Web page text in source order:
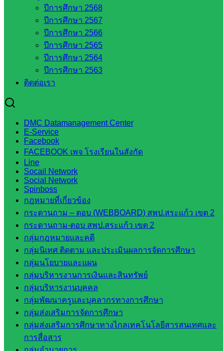
ปีการศึกษา 2568
ปีการศึกษา 2567
ปีการศึกษา 2566
ปีการศึกษา 2565
ปีการศึกษา 2564
ปีการศึกษา 2563
ติดต่อเรา
DMC Datamanagement Center
E-Service
Facebook
FACEBOOK เพจ โรงเรียนในสังกัด
Line
Socail Network
Social Network
Spinboss
กฎหมายที่เกี่ยวข้อง
กระดานถาม – ตอบ (WEBBOARD) สพป.สระแก้ว เขต 2
กระดานถาม-ตอบ สพป.สระแก้ว เขต 2
กลุ่มกฎหมายและคดี
กลุ่มนิเทศ ติดตาม และประเมินผลการจัดการศึกษา
กลุ่มนโยบายและแผน
กลุ่มบริหารงานการเงินและสินทรัพย์
กลุ่มบริหารงานบุคคล
กลุ่มพัฒนาครูและบุคลากรทางการศึกษา
กลุ่มส่งเสริมการจัดการศึกษา
กลุ่มส่งเสริมการศึกษาทางไกลเทคโนโลยีสารสนเทศและ
การสื่อสาร
หน่วยงาน
ในจังหวัด
สระแก้ว
จังหวัด
บริหาร
ส่วน
จังหวัด
สระแก้ว
ศึกษาธิการ
จังหวัด
สระแก้ว
สำนักงาน
สระแก้ว
สพป.
สระแก้ว
เขต 1
สพป.สระแก้ว
เขต 2
โรงเรียน
ในสังกัด
สพป.สระแก้ว